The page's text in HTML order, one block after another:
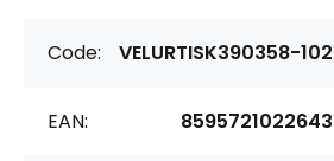
Code: VELURTISK390358-102
EAN: 8595721022643